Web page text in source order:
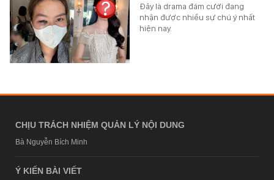
Đây là drama đám cưới đang
nhận được nhiều sự chú ý nhất
hiện nay.
CHỊU TRÁCH NHIỆM QUẢN LÝ NỘI DUNG
Bà Nguyễn Bích Minh
Ý KIẾN BÀI VIẾT